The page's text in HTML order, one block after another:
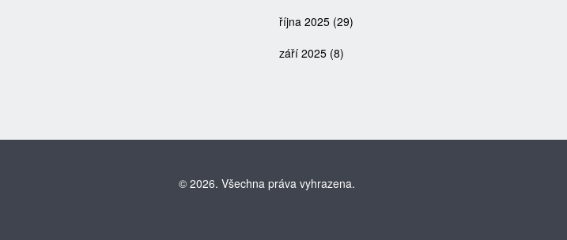
října 2025 (29)
září 2025 (8)
© 2026. Všechna práva vyhrazena.